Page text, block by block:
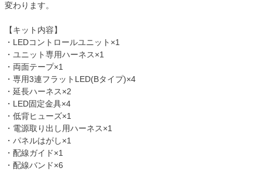
変わります。
【キット内容】
・LEDコントロールユニット×1
・ユニット専用ハーネス×1
・両面テープ×1
・専用3連フラットLED(Bタイプ)×4
・延長ハーネス×2
・LED固定金具×4
・低背ヒューズ×1
・電源取り出し用ハーネス×1
・パネルはがし×1
・配線ガイド×1
・配線バンド×6